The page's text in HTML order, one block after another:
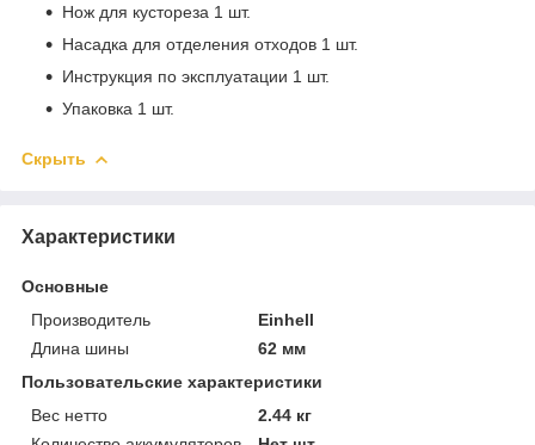
Нож для кустореза 1 шт.
Насадка для отделения отходов 1 шт.
Инструкция по эксплуатации 1 шт.
Упаковка 1 шт.
Скрыть
Характеристики
Основные
Производитель
Einhell
Длина шины
62 мм
Пользовательские характеристики
Вес нетто
2.44 кг